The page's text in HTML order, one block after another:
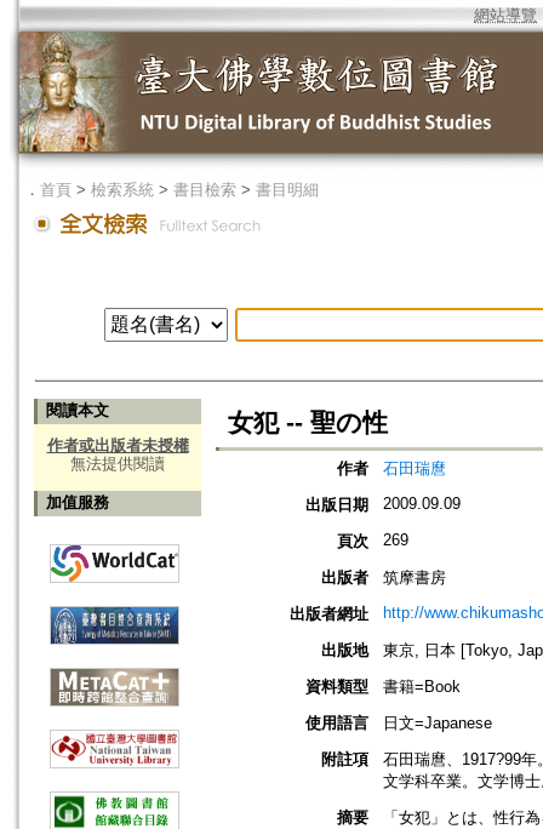
網站導覽
． 首頁 > 檢索系統 > 書目檢索 > 書目明細
閱讀本文
作者或出版者未授權
無法提供閱讀
加值服務
女犯 -- 聖の性
作者
石田瑞麿
出版日期
2009.09.09
頁次 269
出版者
筑摩書房
出版者網址
http://
出版地
東京, 日本 [Tokyo,
資料類型
書籍=Book
使用語言
日文=Japanese
附註項
石田瑞麿、1917?99
文学科卒業。文学博
摘要
「女犯」とは、性行